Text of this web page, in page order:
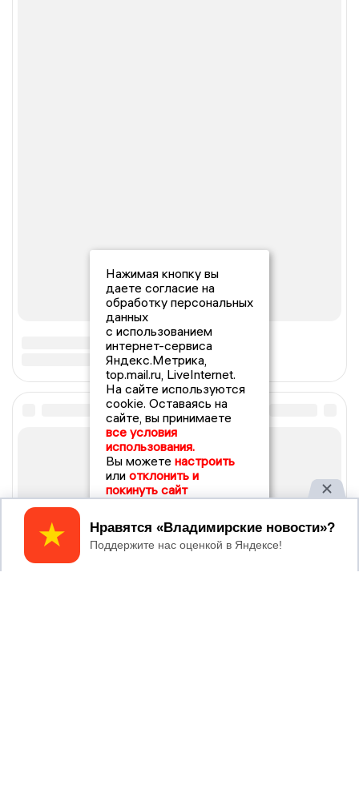
Нажимая кнопку вы
даете согласие на
обработку персональных
данных
с использованием
интернет-сервиса
Яндекс.Метрика,
top.mail.ru, LiveInternet.
На сайте используются
cookie. Оставаясь на
сайте, вы принимаете
все условия
использования.
Вы можете настроить
или отклонить и
покинуть сайт
Принять